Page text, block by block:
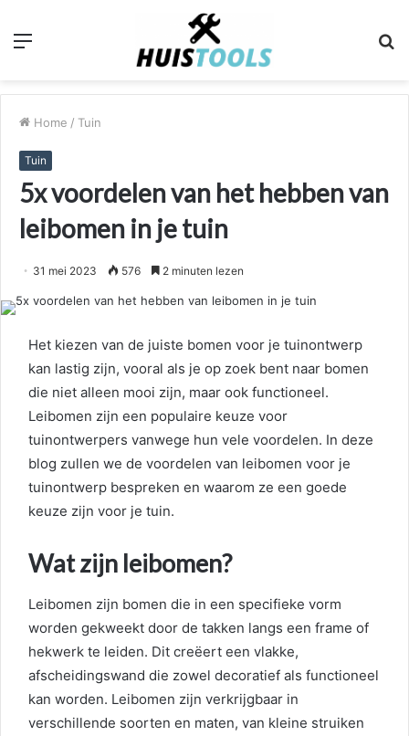
Menu
Home / Tuin
Tuin
5x voordelen van het hebben van
leibomen in je tuin
31 mei 2023 576 2 minuten lezen
Het kiezen van de juiste bomen voor je tuinontwerp
kan lastig zijn, vooral als je op zoek bent naar bomen
die niet alleen mooi zijn, maar ook functioneel.
Leibomen zijn een populaire keuze voor
tuinontwerpers vanwege hun vele voordelen. In deze
blog zullen we de voordelen van leibomen voor je
tuinontwerp bespreken en waarom ze een goede
keuze zijn voor je tuin.
Wat zijn leibomen?
Leibomen zijn bomen die in een specifieke vorm
worden gekweekt door de takken langs een frame of
hekwerk te leiden. Dit creëert een vlakke,
afscheidingswand die zowel decoratief als functioneel
kan worden. Leibomen zijn verkrijgbaar in
verschillende soorten en maten, van kleine struiken